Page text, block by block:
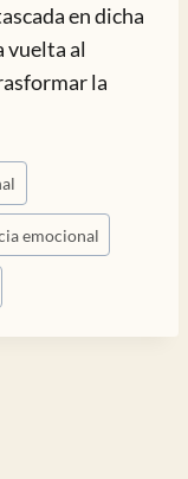
en dicha
vuelta al
la
emocional